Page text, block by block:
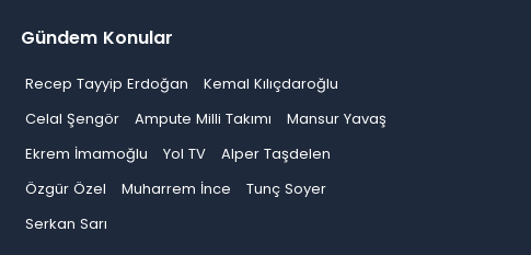
Gündem Konular
Recep Tayyip Erdoğan
Kemal Kılıçdaroğlu
Celal Şengör
Ampute Milli Takımı
Mansur Yavaş
Ekrem İmamoğlu
Yol TV
Alper Taşdelen
Özgür Özel
Muharrem İnce
Tunç Soyer
Serkan Sarı